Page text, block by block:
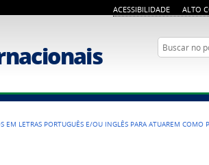
ACESSIBILIDADE ALTO
Busca
EM LETRAS PORTUGUÊS E/OU INGLÊS PARA ATUAREM COMO